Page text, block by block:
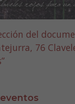
del
76